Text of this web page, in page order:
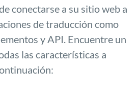
conectarse a su sitio web a
de traducción como
y API. Encuentre un
las características a